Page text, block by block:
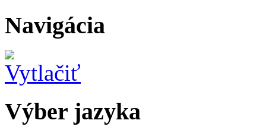
Navigácia
Výber jazyka